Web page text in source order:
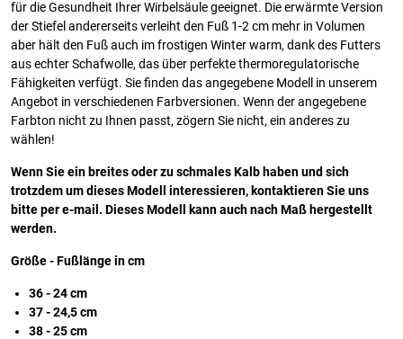
für die Gesundheit Ihrer Wirbelsäule geeignet. Die erwärmte Version
der Stiefel andererseits verleiht den Fuß 1-2 cm mehr in Volumen
aber hält den Fuß auch im frostigen Winter warm, dank des Futters
aus echter Schafwolle, das über perfekte thermoregulatorische
Fähigkeiten verfügt. Sie finden das angegebene Modell in unserem
Angebot in verschiedenen Farbversionen. Wenn der angegebene
Farbton nicht zu Ihnen passt, zögern Sie nicht, ein anderes zu
wählen!
Wenn Sie ein breites oder zu schmales Kalb haben und sich
trotzdem um dieses Modell interessieren, kontaktieren Sie uns
bitte per e-mail. Dieses Modell kann auch nach Maß hergestellt
werden.
Größe - Fußlänge in cm
36 - 24 cm
37 - 24,5 cm
38 - 25 cm